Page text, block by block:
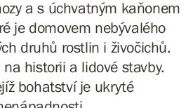
a s úchvatným kaňonem
je domovem nebývalého
druhů rostlin i živočichů.
historii a lidové stavby.
bohatství je ukryté